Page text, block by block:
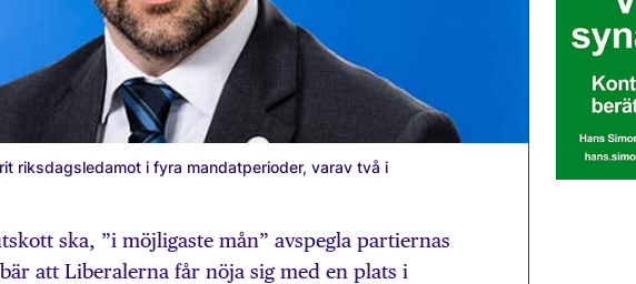
riksdagsledamot i fyra mandatperioder, varav två i
ska, ”i möjligaste mån” avspegla partiernas
att Liberalerna får nöja sig med en plats i